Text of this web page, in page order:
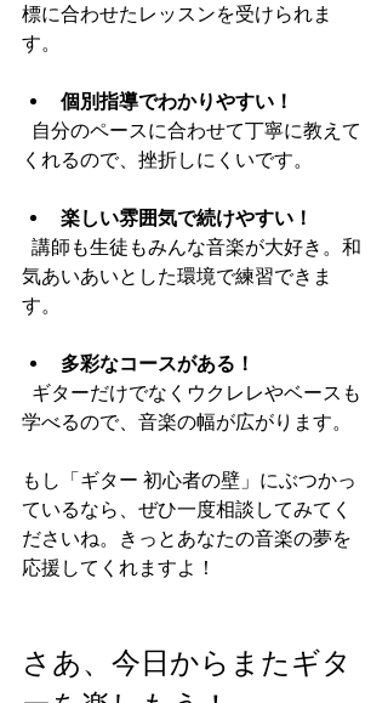
標に合わせたレッスンを受けられま
す。
個別指導でわかりやすい！
くれるので、挫折しにくいです。
楽しい雰囲気で続けやすい！
気あいあいとした環境で練習できま
す。
多彩なコースがある！
学べるので、音楽の幅が広がります。
もし「ギター 初心者の壁」にぶつかっ
ているなら、ぜひ一度相談してみてく
ださいね。きっとあなたの音楽の夢を
応援してくれますよ！
さあ、今日からまたギタ